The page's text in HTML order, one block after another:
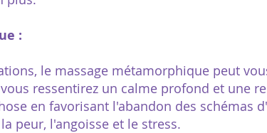
:
le massage métamorphique peut
ressentirez un calme profond et une
en favorisant l'abandon des schémas
peur, l'angoisse et le stress.